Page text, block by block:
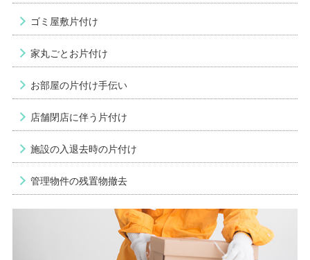
ゴミ屋敷片付け
家丸ごとお片付け
お部屋の片付け手伝い
店舗閉店に伴う片付け
施設の入退去時の片付け
管理物件の残置物撤去